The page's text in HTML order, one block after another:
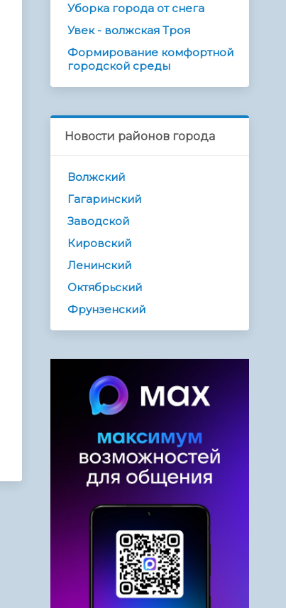
Уборка города от снега
Увек - волжская Троя
Формирование комфортной
городской среды
Новости районов города
Волжский
Гагаринский
Заводской
Кировский
Ленинский
Октябрьский
Фрунзенский